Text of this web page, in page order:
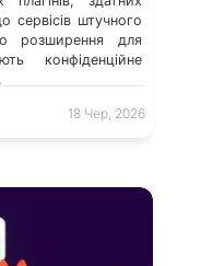
сервісів штучного
розширення для
конфіденційне
18 Чер, 2026